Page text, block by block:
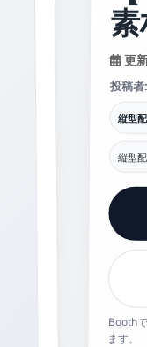
素
更
投稿者:
縦型
縦型
Booth
ます。